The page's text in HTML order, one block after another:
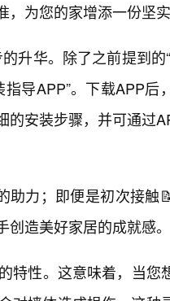
为您的家增添一份坚实
升华。除了之前提到的
导APP”。下载APP后
安装步骤，并可通过
力；即便是初次接触
造美好家居的成就感。
特性。这意味着，当您